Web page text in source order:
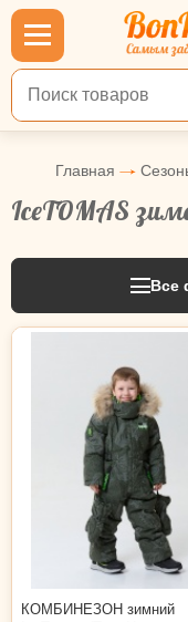
Поиск по товарам
Главная
IceTOMAS
Все
КОМБИНЕЗОН зимний